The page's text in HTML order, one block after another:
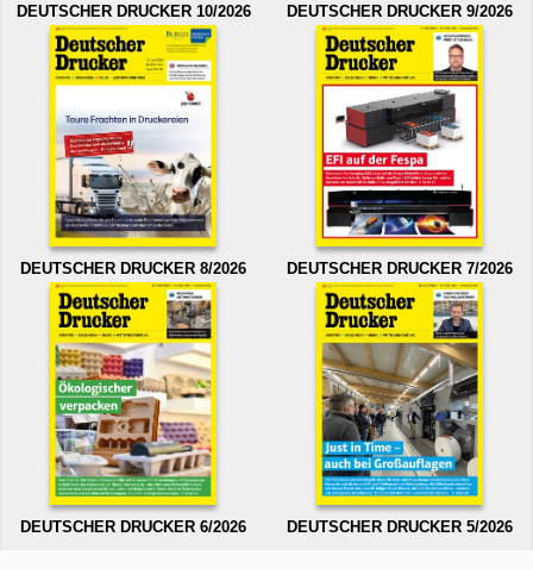
DEUTSCHER DRUCKER 10/2026 DEUTSCHER DRUCKER 9/2026
DEUTSCHER DRUCKER 8/2026 DEUTSCHER DRUCKER 7/2026
DEUTSCHER DRUCKER 6/2026 DEUTSCHER DRUCKER 5/2026